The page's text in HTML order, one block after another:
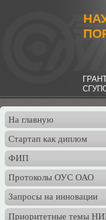
На главную
Стартап как диплом
ФИП
Протоколы ОУС ОАО
Запросы на инновации
Приоритетные темы